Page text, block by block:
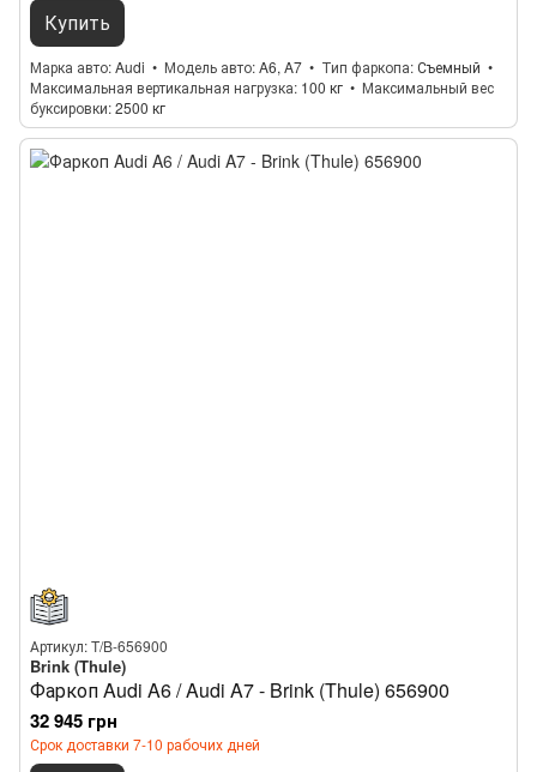
Купить
Марка авто Audi Модель авто A6, A7 Тип фаркопа Съемный
Максимальная вертикальная нагрузка 100 кг
Максимальный вес
буксировки 2500 кг
Артикул: T/B-656900
Brink (Thule)
Фаркоп Audi A6 / Audi A7 - Brink (Thule) 656900
32 945 грн
Срок доставки 7-10 рабочих дней